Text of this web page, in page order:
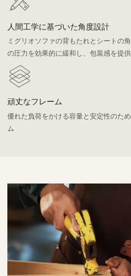
人間工学に基づいた角度設計
ミグリオソファの背もたれとシートの
の圧力を効果的に緩和し、包装感を提
頑丈なフレーム
優れた負荷をかける容量と安定性のた
ム